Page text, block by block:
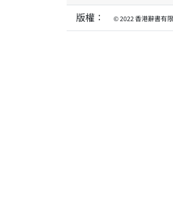
版權：
© 2022 香港辭書有